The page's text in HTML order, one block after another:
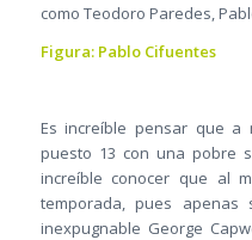
como Teodoro Paredes,
Figura: Pablo Cifuentes
Es increíble pensar que a
puesto 13 con una pobre
increíble conocer que al
temporada, pues
inexpugnable George